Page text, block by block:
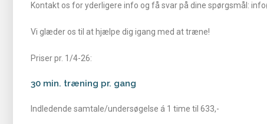
Kontakt os for yderligere info og få svar på dine spørgsmål:
Vi glæder os til at hjælpe dig igang med at træne!
Priser pr. 1/4-26:
30 min. træning pr. gang
Indledende samtale/undersøgelse á 1 time til 633,-